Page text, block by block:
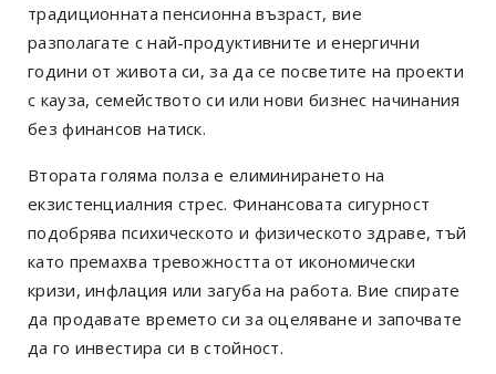
традиционната пенсионна възраст, вие
разполагате с най-продуктивните и енергични
години от живота си, за да се посветите на проекти
с кауза, семейството си или нови бизнес начинания
без финансов натиск.
Втората голяма полза е елиминирането на
екзистенциалния стрес. Финансовата сигурност
подобрява психическото и физическото здраве, тъй
като премахва тревожността от икономически
кризи, инфлация или загуба на работа. Вие спирате
да продавате времето си за оцеляване и започвате
да го инвестира си в стойност.